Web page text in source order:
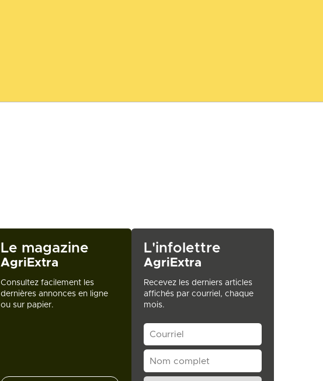
Le magazine
AgriExtra
Consultez facilement les
dernières annonces en ligne
ou sur papier.
L'infolettre
AgriExtra
Recevez les derniers articles
affichés par courriel, chaque
mois.